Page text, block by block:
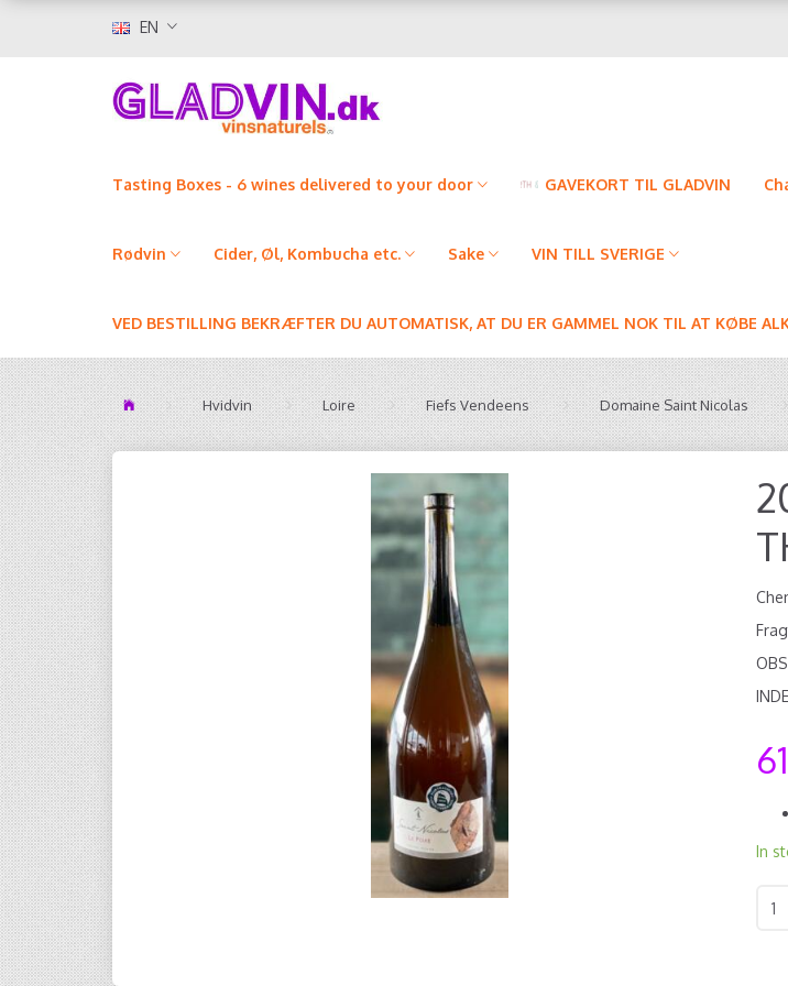
EN
Tasting Boxes - 6 wines delivered to your door GAVEKORT TIL GLADVIN
Rødvin Cider, Øl, Kombucha etc. Sake VIN TILL SVERIGE
VED BESTILLING BEKRÆFTER DU AUTOMATISK, AT DU ER GAMMEL NOK TIL AT KØBE
Hvidvin Loire Fiefs Vendeens Domaine Saint Nicolas
In